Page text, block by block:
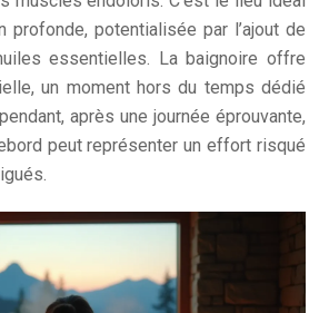
profonde, potentialisée par l’ajout de
essentielles. La baignoire offre
un moment hors du temps dédié
après une journée éprouvante,
peut représenter un effort risqué